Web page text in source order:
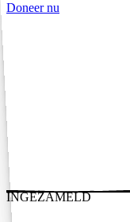
INGEZAMELD
Doneer nu